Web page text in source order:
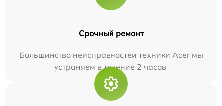
Срочный ремонт
Большинство неисправностей техники Acer мы
устраняем в течение 2 часов.